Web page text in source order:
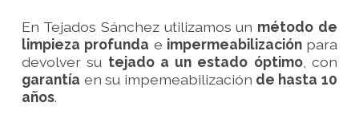
En Tejados Sánchez utilizamos un método de
limpieza profunda e impermeabilizaciónpara
devolver su tejado a un estado óptimo, con
garantía en su impemeabilización de hasta 10
años.